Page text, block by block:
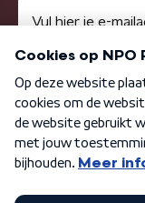
Algemene